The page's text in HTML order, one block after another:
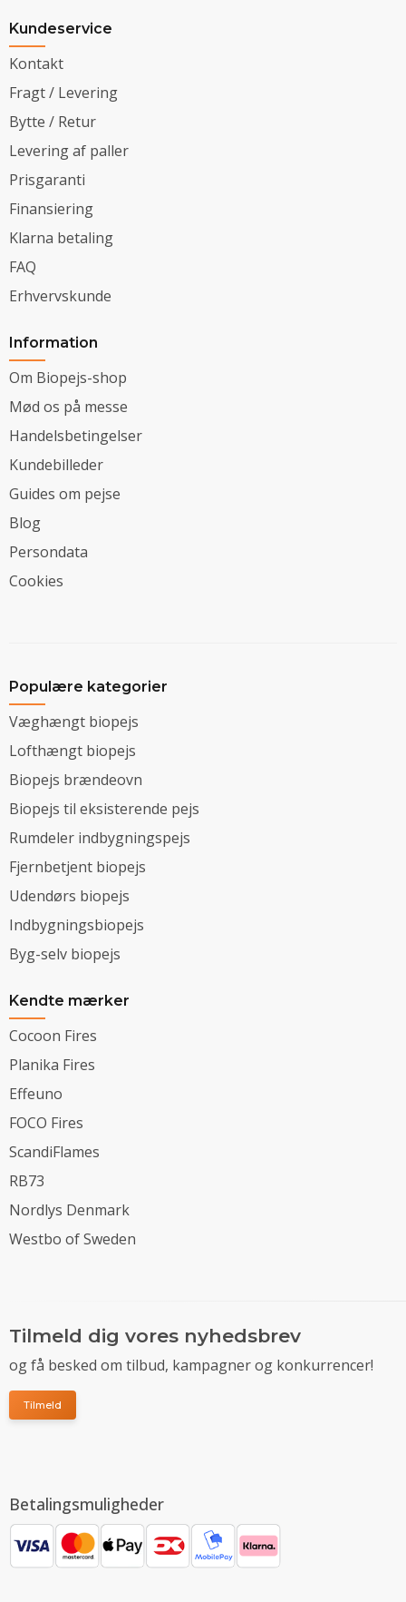
Kundeservice
Kontakt
Fragt / Levering
Bytte / Retur
Levering af paller
Prisgaranti
Finansiering
Klarna betaling
FAQ
Erhvervskunde
Information
Om Biopejs-shop
Mød os på messe
Handelsbetingelser
Kundebilleder
Guides om pejse
Blog
Persondata
Cookies
Populære kategorier
Væghængt biopejs
Lofthængt biopejs
Biopejs brændeovn
Biopejs til eksisterende pejs
Rumdeler indbygningspejs
Fjernbetjent biopejs
Udendørs biopejs
Indbygningsbiopejs
Byg-selv biopejs
Kendte mærker
Cocoon Fires
Planika Fires
Effeuno
FOCO Fires
ScandiFlames
RB73
Nordlys Denmark
Westbo of Sweden
Tilmeld dig vores nyhedsbrev
og få besked om tilbud, kampagner og konkurrencer!
Tilmeld
Betalingsmuligheder